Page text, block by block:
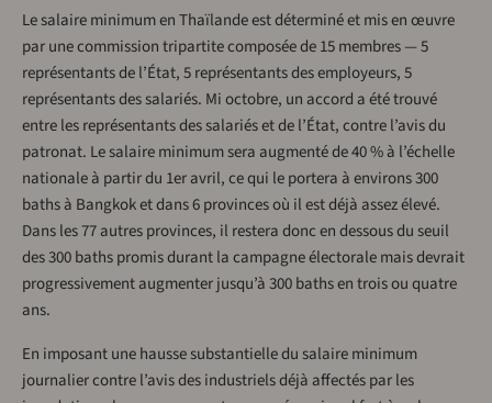
Le salaire minimum en Thaïlande est déterminé et mis en œuvre
par une commission tripartite composée de 15 membres — 5
représentants de l’État, 5 représentants des employeurs, 5
représentants des salariés. Mi octobre, un accord a été trouvé
entre les représentants des salariés et de l’État, contre l’avis du
patronat. Le salaire minimum sera augmenté de 40 % à l’échelle
nationale à partir du 1er avril, ce qui le portera à environs 300
baths à Bangkok et dans 6 provinces où il est déjà assez élevé.
Dans les 77 autres provinces, il restera donc en dessous du seuil
des 300 baths promis durant la campagne électorale mais devrait
progressivement augmenter jusqu’à 300 baths en trois ou quatre
ans.
En imposant une hausse substantielle du salaire minimum
journalier contre l’avis des industriels déjà affectés par les